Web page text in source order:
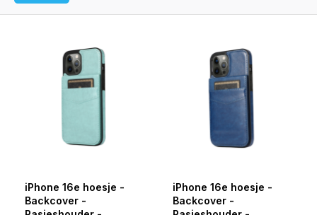
iPhone 16e hoesje -
Backcover -
iPhone 16e hoesje -
Backcover -